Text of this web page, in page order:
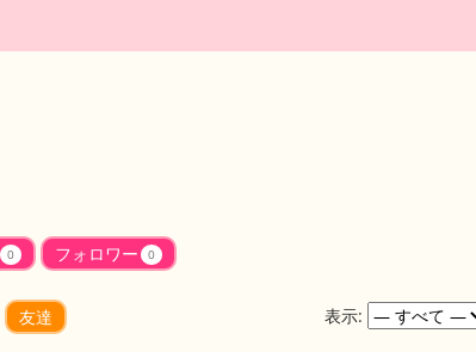
0 フォロワー 0
友達 表示: